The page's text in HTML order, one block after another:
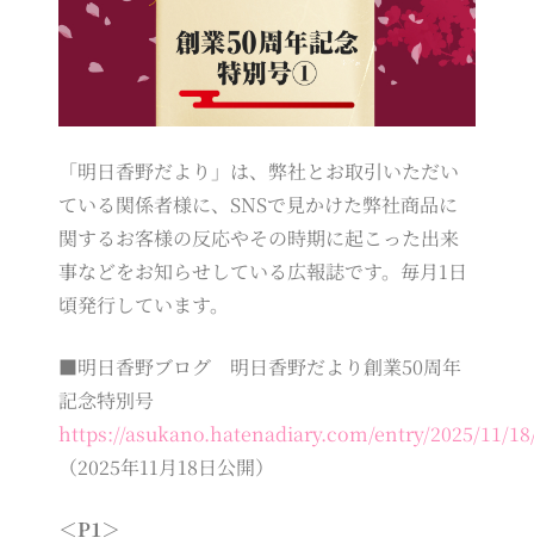
「明日香野だより」は、弊社とお取引いただい
ている関係者様に、SNSで見かけた弊社商品に
関するお客様の反応やその時期に起こった出来
事などをお知らせしている広報誌です。毎月1日
頃発行しています。
■明日香野ブログ 明日香野だより創業50周年
記念特別号
https://asukano.hatenadiary.com/entry/2025/11/
（2025年11月18日公開）
＜P1＞